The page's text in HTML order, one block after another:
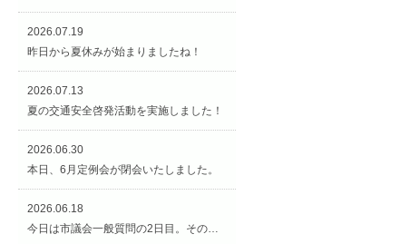
2026.07.19
昨日から夏休みが始まりましたね！
2026.07.13
夏の交通安全啓発活動を実施しました！
2026.06.30
本日、6月定例会が閉会いたしました。
2026.06.18
今日は市議会一般質問の2日目。その後、矢合観音様の近くの「矢合の杜」へ。